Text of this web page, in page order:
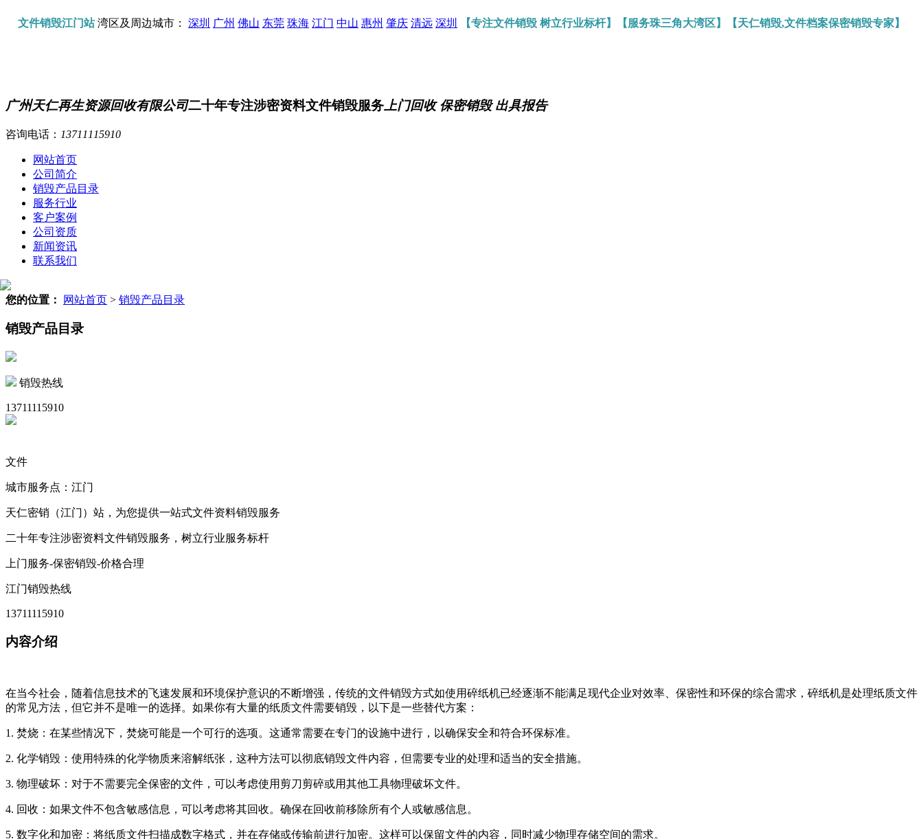
文件销毁江门站湾区及周边城市： 深圳 广州 佛山 东莞 珠海 江门 中山 惠州 肇庆 清远 深圳 【专注文件销毁 树立行业标杆】【服务珠三角大湾区】【天仁销毁,文件档案保密销毁专家】
广州天仁再生资源回收有限公司二十年专注涉密资料文件销毁服务 上门回收 保密销毁 出具报告
咨询电话： 13711115910
网站首页
公司简介
销毁产品目录
服务行业
客户案例
公司资质
新闻资讯
联系我们
您的位置： 网站首页 > 销毁产品目录
销毁产品目录
销毁热线
13711115910
文件
城市服务点：江门
天仁密销（江门）站，为您提供一站式文件资料销毁服务
二十年专注涉密资料文件销毁服务，树立行业服务标杆
上门服务-保密销毁-价格合理
江门销毁热线
13711115910
内容介绍
在当今社会，随着信息技术的飞速发展和环境保护意识的不断增强，传统的文件销毁方式如使用碎纸机已经逐渐不能满足现代企业对效率、保密性和环保的综合需求，碎纸机是处理纸质文件
的常见方法，但它并不是唯一的选择。如果你有大量的纸质文件需要销毁，以下是一些替代方案：
1. 焚烧：在某些情况下，焚烧可能是一个可行的选项。这通常需要在专门的设施中进行，以确保安全和符合环保标准。
2. 化学销毁：使用特殊的化学物质来溶解纸张，这种方法可以彻底销毁文件内容，但需要专业的处理和适当的安全措施。
3. 物理破坏：对于不需要完全保密的文件，可以考虑使用剪刀剪碎或用其他工具物理破坏文件。
4. 回收：如果文件不包含敏感信息，可以考虑将其回收。确保在回收前移除所有个人或敏感信息。
5. 数字化和加密：将纸质文件扫描成数字格式，并在存储或传输前进行加密。这样可以保留文件的内容，同时减少物理存储空间的需求。